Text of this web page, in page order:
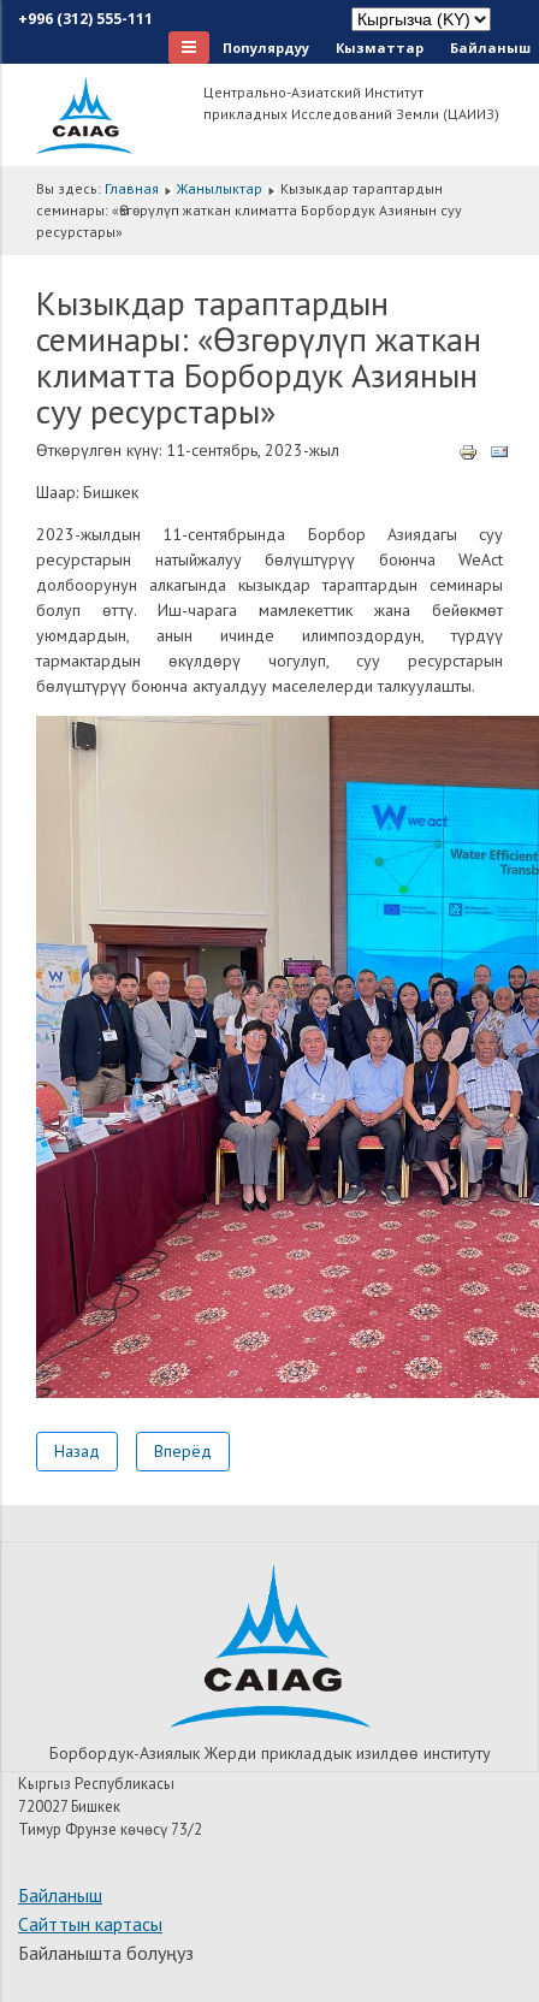
+996 (312) 555-111
Популярдуу Кызматтар Байланыш
Центрально-Азиатский Институт
прикладных Исследований Земли (ЦАИИЗ)
Вы здесь: Главная Жанылыктар
Кызыкдар тараптардын
семинары: «Өзгөрүлүп жаткан климатта Борбордук Азиянын суу
ресурстары»
Кызыкдар тараптардын
семинары: «Өзгөрүлүп жаткан
климатта Борбордук Азиянын
суу ресурстары»
Ѳткѳрүлгѳн күнү: 11-сентябрь, 2023-жыл
Шаар: Бишкек
2023-жылдын 11-сентябрында Борбор Азиядагы суу
ресурстарын натыйжалуу бөлүштүрүү боюнча WeAct
долбоорунун алкагында кызыкдар тараптардын семинары
болуп өттү. Иш-чарага мамлекеттик жана бейөкмөт
уюмдардын, анын ичинде илимпоздордун, түрдүү
тармактардын өкүлдөрү чогулуп, суу ресурстарын
бөлүштүрүү боюнча актуалдуу маселелерди талкуулашты.
Назад Вперёд
Борбордук-Азиялык Жерди прикладдык изилдѳѳ институту
Кыргыз Республикасы
720027 Бишкек
Тимур Фрунзе көчөсү 73/2
Байланыш
Сайттын картасы
Байланышта болуңуз